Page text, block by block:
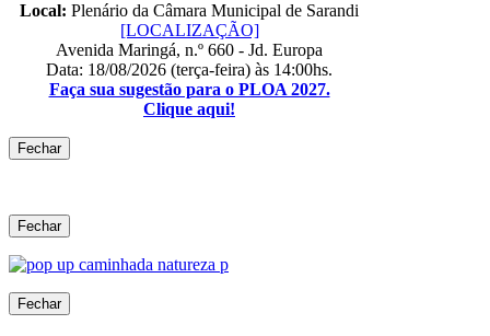
Local: Plenário da Câmara Municipal de Sarandi
[LOCALIZAÇÃO]
Avenida Maringá, n.º 660 - Jd. Europa
Data: 18/08/2026 (terça-feira) às 14:00hs.
Faça sua sugestão para o PLOA 2027.
Clique aqui!
Fechar
Fechar
Fechar